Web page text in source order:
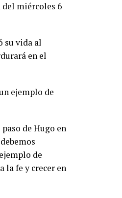
del miércoles 6
su vida al
en el
ejemplo de
de Hugo en
de
la fe y crecer en